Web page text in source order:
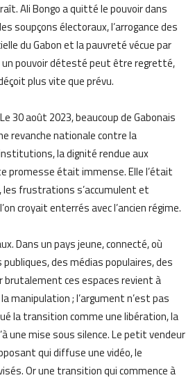
Ali Bongo a quitté le pouvoir dans
soupçons électoraux, l’arrogance des
du Gabon et la pauvreté vécue par
un pouvoir détesté peut être regretté,
plus vite que prévu.
30 août 2023, beaucoup de Gabonais
revanche nationale contre la
la dignité rendue aux
promesse était immense. Elle l’était
les frustrations s’accumulent et
croyait enterrés avec l’ancien régime.
Dans un pays jeune, connecté, où
des médias populaires, des
brutalement ces espaces revient à
manipulation ; l’argument n’est pas
la transition comme une libération, la
une mise sous silence. Le petit vendeur
qui diffuse une vidéo, le
Or une transition qui commence à